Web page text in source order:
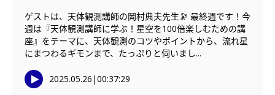
ゲストは、天体観測講師の岡村典夫先生🔭 最終週です！今
週は『天体観測講師に学ぶ！星空を100倍楽しむための講
座』をテーマに、天体観測のコツやポイントから、流れ星
にまつわるギモンまで、たっぷりと伺いまし...
2025.05.26 |00:37:29